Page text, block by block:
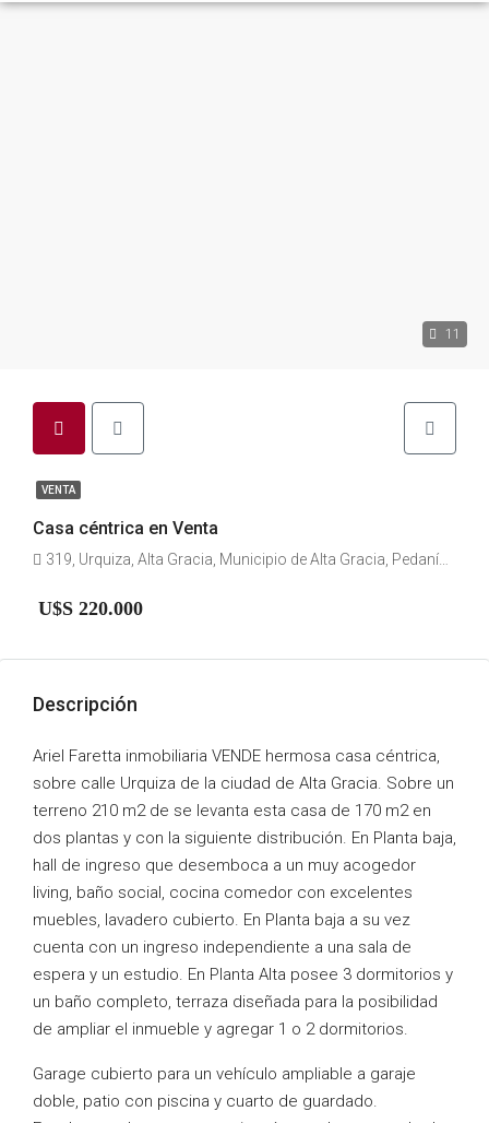
11
VENTA
Casa céntrica en Venta
319, Urquiza, Alta Gracia, Municipio de Alta Gracia, Pedanía Alta Gracia, Departamento Santa María, Córdoba, X5186, Argentina
U$S 220.000
Descripción
Ariel Faretta inmobiliaria VENDE hermosa casa céntrica,
sobre calle Urquiza de la ciudad de Alta Gracia. Sobre un
terreno 210 m2 de se levanta esta casa de 170 m2 en
dos plantas y con la siguiente distribución. En Planta baja,
hall de ingreso que desemboca a un muy acogedor
living, baño social, cocina comedor con excelentes
muebles, lavadero cubierto. En Planta baja a su vez
cuenta con un ingreso independiente a una sala de
espera y un estudio. En Planta Alta posee 3 dormitorios y
un baño completo, terraza diseñada para la posibilidad
de ampliar el inmueble y agregar 1 o 2 dormitorios.
Garage cubierto para un vehículo ampliable a garaje
doble, patio con piscina y cuarto de guardado.